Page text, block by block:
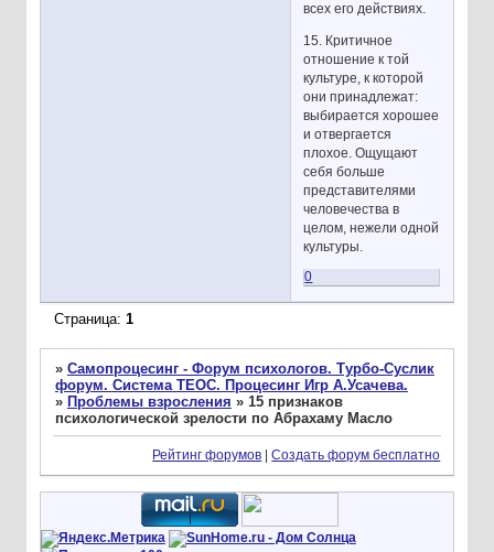
всех его действиях.
15. Критичное
отношение к той
культуре, к которой
они принадлежат:
выбирается хорошее
и отвергается
плохое. Ощущают
себя больше
представителями
человечества в
целом, нежели одной
культуры.
0
Страница: 1
» Самопроцесинг - Форум психологов. Турбо-Суслик
форум. Система ТЕОС. Процесинг Игр А.Усачева.
» Проблемы взросления » 15 признаков
психологической зрелости по Абрахаму Масло
Рейтинг форумов |Создать форум бесплатно